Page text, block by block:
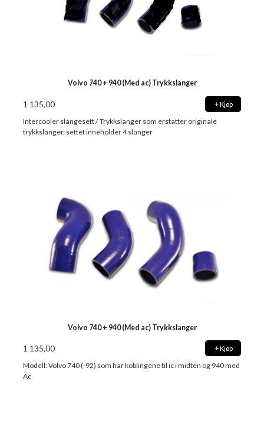
Volvo 740 + 940 (Med ac) Trykkslanger
1 135,00 Kjøp
Intercooler slangesett / Trykkslanger som erstatter originale
trykkslanger, settet inneholder 4 slanger
Volvo 740 + 940 (Med ac) Trykkslanger
1 135,00 Kjøp
Modell: Volvo 740 (-92) som har koblingene til ic i midten og 940 med
Ac